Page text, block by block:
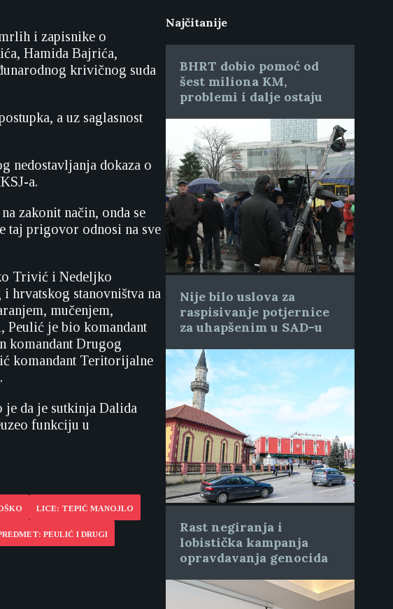
i zapisnike o
Hamida Bajrića,
krivičnog suda
a uz saglasnost
nedostavljanja dokaza o
a.
zakonit način, onda se
taj prigovor odnosi na sve
Trivić i Nedeljko
hrvatskog stanovništva na
mučenjem,
Peulić je bio komandant
komandant Drugog
komandant Teritorijalne
da je sutkinja Dalida
funkciju u
LICE: TEPIĆ MANOJLO
PEULIĆ I DRUGI
Najčitanije
BHRT dobio pomoć od
šest miliona KM,
problemi i dalje ostaju
Nije bilo uslova za
raspisivanje potjernice
za uhapšenim u SAD-u
Rast negiranja i
lobistička kampanja
opravdavanja genocida